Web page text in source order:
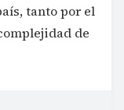
tanto por el
de